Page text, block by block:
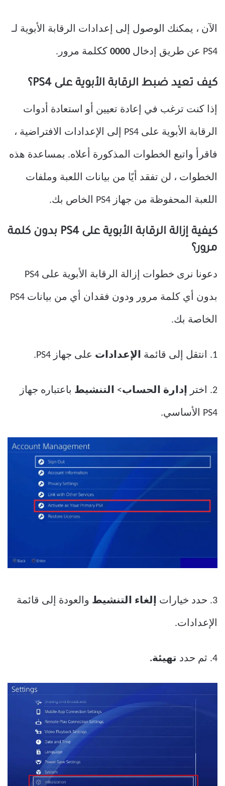
الآن ، يمكنك الوصول إلى إعدادات الرقابة الأبوية لـ
PS4 عن طريق إدخال 0000 ككلمة مرور.
كيف تعيد ضبط الرقابة الأبوية على PS4؟
إذا كنت ترغب في إعادة تعيين أو استعادة أدوات
الرقابة الأبوية على PS4 إلى الإعدادات الافتراضية ،
فاقرأ واتبع الخطوات المذكورة أعلاه. بمساعدة هذه
الخطوات ، لن تفقد أيًا من بيانات اللعبة وملفات
اللعبة المحفوظة من جهاز PS4 الخاص بك.
كيفية إزالة الرقابة الأبوية على PS4 بدون كلمة
مرور؟
دعونا نرى خطوات إزالة الرقابة الأبوية على PS4
بدون أي كلمة مرور ودون فقدان أي من بيانات PS4
الخاصة بك.
1. انتقل إلى قائمة الإعدادات على جهاز PS4.
2. اختر إدارة الحساب> التنشيط باعتباره جهاز
PS4 الأساسي.
3. حدد خيارات إلغاء التنشيط والعودة إلى قائمة
الإعدادات.
4. ثم حدد تهيئة.